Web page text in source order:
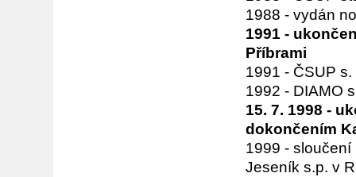
1988 - vydán
1991 -
Příbrami
1991 - ČSUP
1992 - DIAMO
15. 7. 1998 -
dokončením
1999 -
Jeseník s.p. v